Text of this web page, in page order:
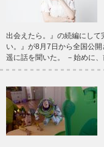
出会えたら。』の続編にし
い。』が8月7日から全国公
遥に話を聞いた。 －始めに